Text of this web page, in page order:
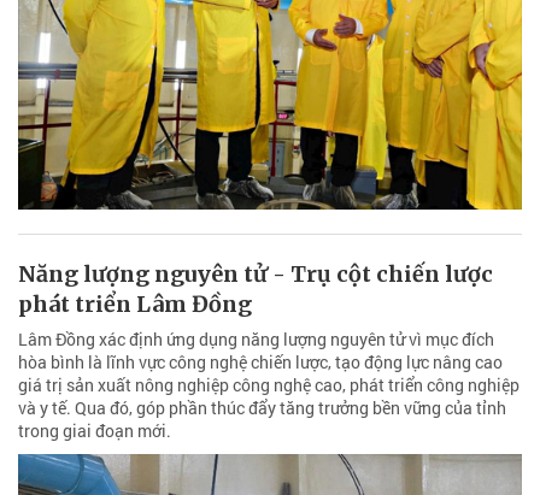
Năng lượng nguyên tử - Trụ cột chiến lược
phát triển Lâm Đồng
Lâm Đồng xác định ứng dụng năng lượng nguyên tử vì mục đích
hòa bình là lĩnh vực công nghệ chiến lược, tạo động lực nâng cao
giá trị sản xuất nông nghiệp công nghệ cao, phát triển công nghiệp
và y tế. Qua đó, góp phần thúc đẩy tăng trưởng bền vững của tỉnh
trong giai đoạn mới.